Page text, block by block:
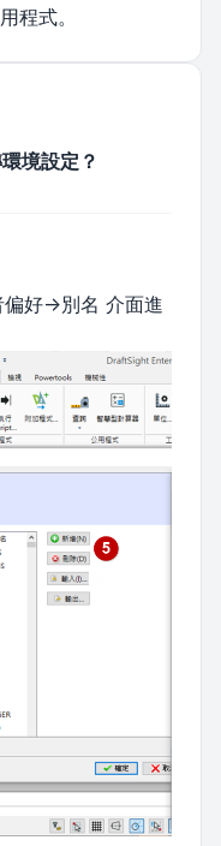
程式。
境設定？
好->別名 介面進